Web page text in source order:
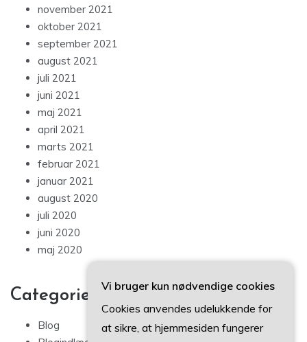
november 2021
oktober 2021
september 2021
august 2021
juli 2021
juni 2021
maj 2021
april 2021
marts 2021
februar 2021
januar 2021
august 2020
juli 2020
juni 2020
maj 2020
Categories
Blog
Vi bruger kun nødvendige cookies
Cookies anvendes udelukkende for
at sikre, at hjemmesiden fungerer